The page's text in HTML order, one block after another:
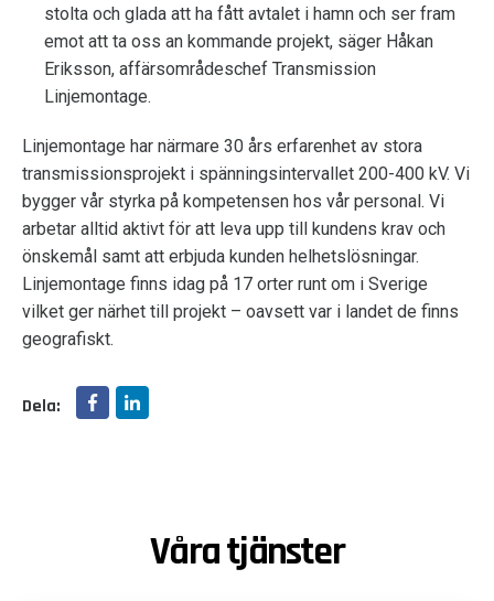
stolta och glada att ha fått avtalet i hamn och ser fram
emot att ta oss an kommande projekt, säger Håkan
Eriksson, affärsområdeschef Transmission
Linjemontage.
Linjemontage har närmare 30 års erfarenhet av stora
transmissionsprojekt i spänningsintervallet 200-400 kV. Vi
bygger vår styrka på kompetensen hos vår personal. Vi
arbetar alltid aktivt för att leva upp till kundens krav och
önskemål samt att erbjuda kunden helhetslösningar.
Linjemontage finns idag på 17 orter runt om i Sverige
vilket ger närhet till projekt – oavsett var i landet de finns
geografiskt.
Dela:
Våra tjänster